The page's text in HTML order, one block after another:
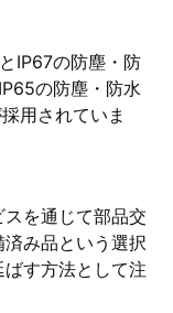
IP67の防塵・防
の防塵・防水
用されていま
を通じて部品交
み品という選択
す方法として注